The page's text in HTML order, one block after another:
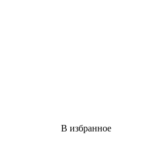
В избранное